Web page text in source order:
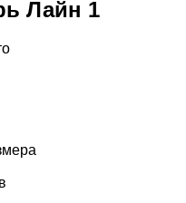
Лайн 1